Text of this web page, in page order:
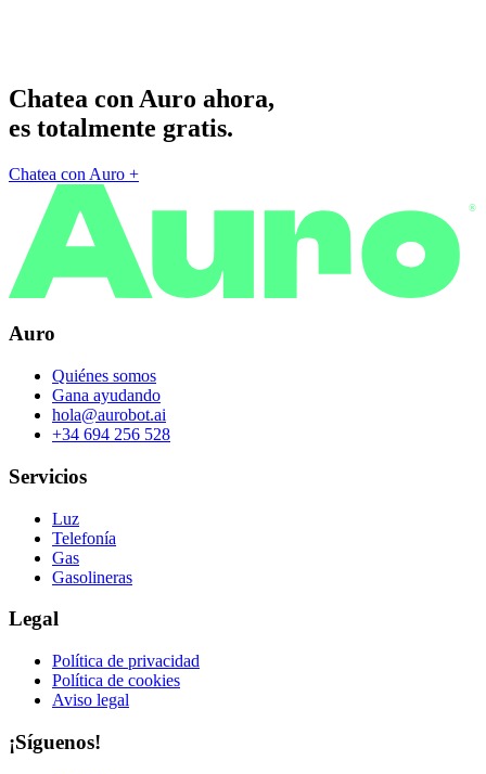
Chatea con Auro ahora,
es totalmente gratis.
Chatea con Auro +
®
Auro
Quiénes somos
Gana ayudando
hola@aurobot.ai
+34 694 256 528
Servicios
Luz
Telefonía
Gas
Gasolineras
Legal
Política de privacidad
Política de cookies
Aviso legal
¡Síguenos!